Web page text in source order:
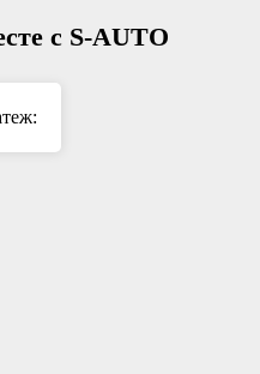
с S-AUTO